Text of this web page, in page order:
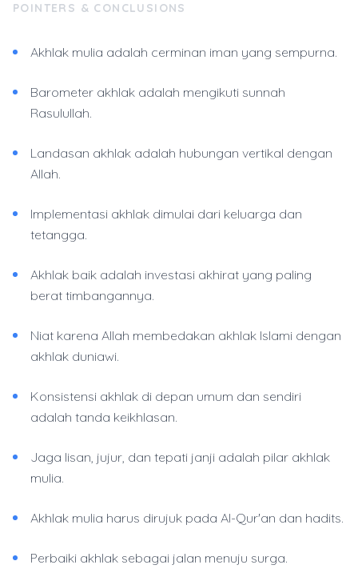
POINTERS & CONCLUSIONS
Akhlak mulia adalah cerminan iman yang sempurna.
Barometer akhlak adalah mengikuti sunnah
Rasulullah.
Landasan akhlak adalah hubungan vertikal dengan
Allah.
Implementasi akhlak dimulai dari keluarga dan
tetangga.
Akhlak baik adalah investasi akhirat yang paling
berat timbangannya.
Niat karena Allah membedakan akhlak Islami dengan
akhlak duniawi.
Konsistensi akhlak di depan umum dan sendiri
adalah tanda keikhlasan.
Jaga lisan, jujur, dan tepati janji adalah pilar akhlak
mulia.
Akhlak mulia harus dirujuk pada Al-Qur'an dan hadits.
Perbaiki akhlak sebagai jalan menuju surga.